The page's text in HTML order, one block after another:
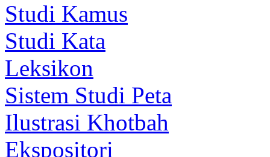
Studi Kamus
Studi Kata
Leksikon
Sistem Studi Peta
Ilustrasi Khotbah
Ekspositori